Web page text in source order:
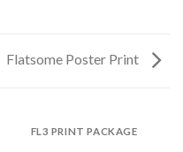
Flatsome Poster Print
FL3 PRINT PACKAGE